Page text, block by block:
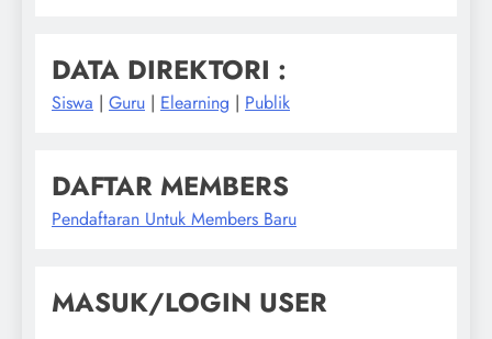
DATA DIREKTORI :
Siswa | Guru | Elearning | Publik
DAFTAR MEMBERS
Pendaftaran Untuk Members Baru
MASUK/LOGIN USER